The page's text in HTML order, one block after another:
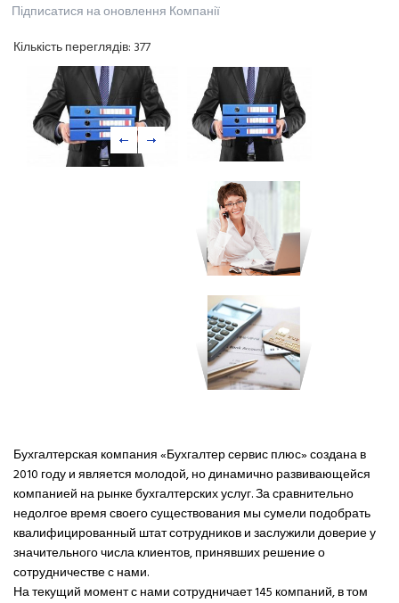
Підписатися на оновлення Компанії
Кількість переглядів: 377
Бухгалтерская компания «Бухгалтер сервис плюс» создана в
2010 году и является молодой, но динамично развивающейся
компанией на рынке бухгалтерских услуг. За сравнительно
недолгое время своего существования мы сумели подобрать
квалифицированный штат сотрудников и заслужили доверие у
значительного числа клиентов, принявших решение о
сотрудничестве с нами.
На текущий момент с нами сотрудничает 145 компаний, в том